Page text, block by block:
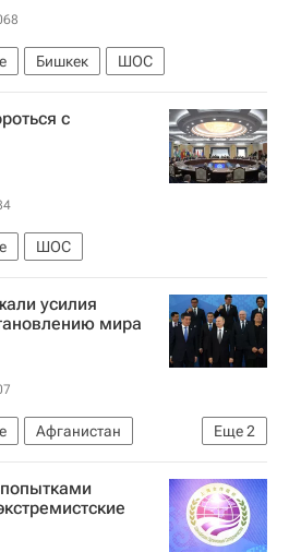
Бишкек ШОС
с
ШОС
усилия
мира
Еще2
Афганистан